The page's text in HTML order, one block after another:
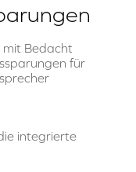
mit Bedacht
für
integrierte